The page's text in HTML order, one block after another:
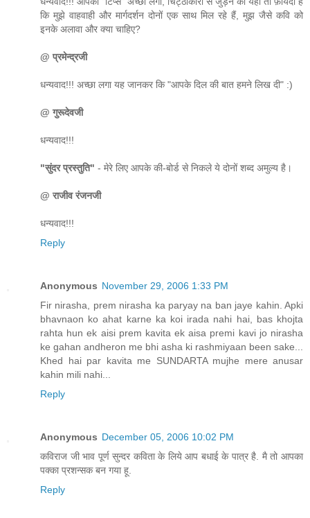
कि मुझे वाहवाही और मार्गदर्शन दोनों एक साथ मिल रहे हैं, मुझ जैसे कवि को
इनके अलावा और क्या चाहिए?
@ प्रमेन्द्रजी
धन्यवाद!!! अच्छा लगा यह जानकर कि "आपके दिल की बात हमने लिख दी" :)
@ गुरूदेवजी
धन्यवाद!!!
"सुंदर प्रस्तुति" - मेरे लिए आपके की-बोर्ड से निकले ये दोनों शब्द अमुल्य है।
@ राजीव रंजनजी
धन्यवाद!!!
Reply
Anonymous November 29, 2006 1:33 PM
Fir nirasha, prem nirasha ka paryay na ban jaye kahin. Apki
bhavnaon ko ahat karne ka koi irada nahi hai, bas khojta
rahta hun ek aisi prem kavita ek aisa premi kavi jo nirasha
ke gahan andheron me bhi asha ki rashmiyaan been sake...
Khed hai par kavita me SUNDARTA mujhe mere anusar
kahin mili nahi...
Reply
Anonymous December 05, 2006 10:02 PM
कविराज जी भाव पूर्ण सुन्दर कविता के लिये आप बधाई के पात्र है. मै तो आपका
पक्का प्रशन्सक बन गया हू.
Reply